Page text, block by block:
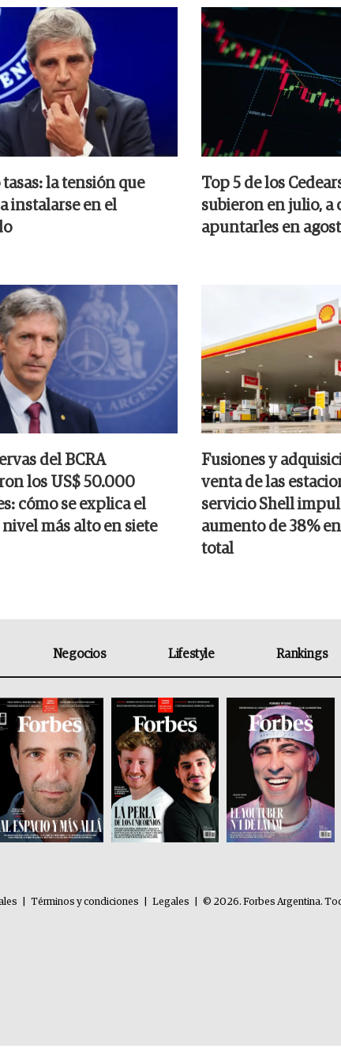
tasas: la tensión que
instalarse en el
Top 5 de los
subieron en julio, a
apuntarles en
del BCRA
los US$ 50.000
cómo se explica el
más alto en siete
Fusiones y
venta de las
servicio Shell
aumento de 38%
total
Negocios Lifestyle Rankings
Términos y condiciones Legales
© 2026. Forbes Argentina.